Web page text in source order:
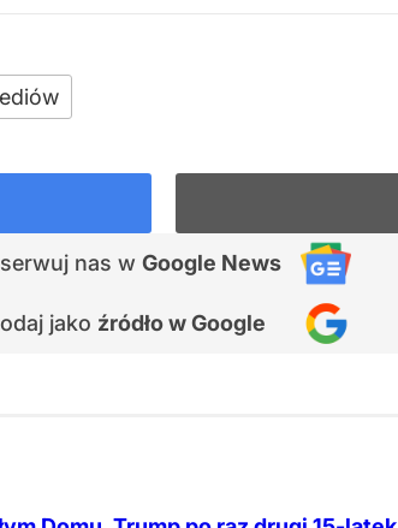
nas w Google News
jako źródło w Google